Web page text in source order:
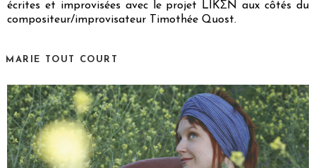
écrites et improvisées avec le projet LIKΣN aux côtés du
compositeur/improvisateur Timothée Quost.
MARIE TOUT COURT